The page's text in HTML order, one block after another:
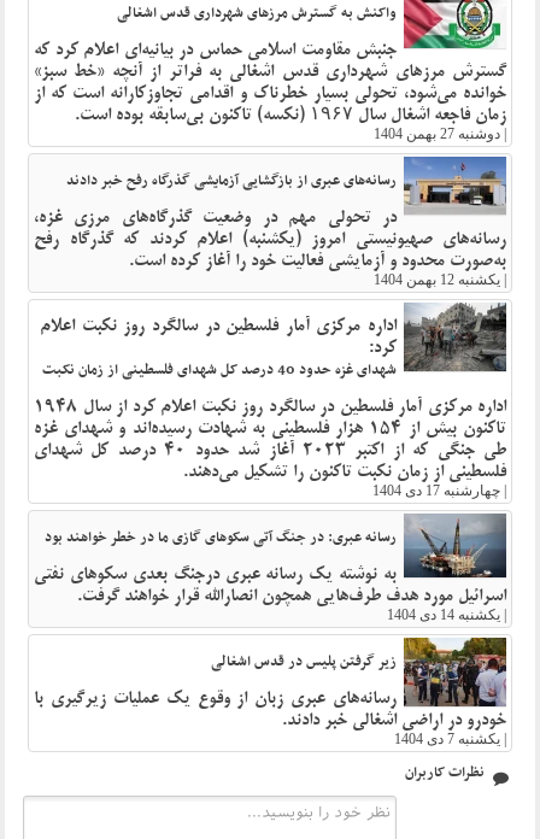
واکنش به گسترش مرزهای شهرداری قدس اشغالی
جنبش مقاومت اسلامی حماس در بیانیه‌ای اعلام کرد که
گسترش مرزهای شهرداری قدس اشغالی به فراتر از آنچه «خط سبز»
خوانده می‌شود، تحولی بسیار خطرناک و اقدامی تجاوزکارانه است که از
زمان فاجعه اشغال سال ۱۹۶۷ (نکسه) تاکنون بی‌سابقه بوده است.
دوشنبه 27 بهمن 1404
رسانه‌های عبری از بازگشایی آزمایشی گذرگاه رفح خبر دادند
در تحولی مهم در وضعیت گذرگاه‌های مرزی غزه،
رسانه‌های صهیونیستی امروز (یکشنبه) اعلام کردند که گذرگاه رفح
به‌صورت محدود و آزمایشی فعالیت خود را آغاز کرده است.
یکشنبه 12 بهمن 1404
اداره مرکزی آمار فلسطین در سالگرد روز نکبت اعلام
کرد:
شهدای غزه حدود 40 درصد کل شهدای فلسطینی از زمان نکبت
اداره مرکزی آمار فلسطین در سالگرد روز نکبت اعلام کرد از سال 1948
تاکنون بیش از 154 هزار فلسطینی به شهادت رسیده‌اند و شهدای غزه
طی جنگی که از اکتبر 2023 آغاز شد حدود 40 درصد کل شهدای
فلسطینی از زمان نکبت تاکنون را تشکیل می‌دهند.
چهارشنبه 17 دی 1404
رسانه عبری: در جنگ آتی سکوهای گازی ما در خطر خواهند بود
به نوشته یک رسانه عبری درجنگ بعدی سکوهای نفتی
اسرائیل مورد هدف طرف‌‌هایی همچون انصارالله قرار خواهند گرفت.
یکشنبه 14 دی 1404
زیر گرفتن پلیس در قدس اشغالی
رسانه‌های عبری زبان از وقوع یک عملیات زیرگیری با
خودرو در اراضی اشغالی خبر دادند.
یکشنبه 7 دی 1404
نظرات کاربران